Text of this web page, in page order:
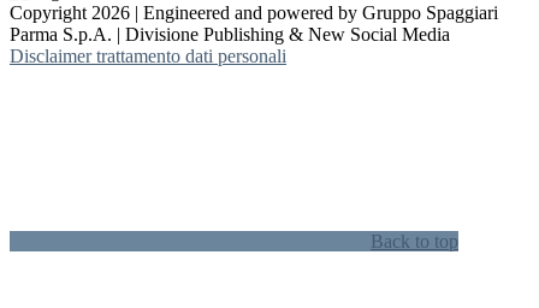
Copyright 2026 | Engineered and powered by Gruppo Spaggiari
Parma S.p.A. | Divisione Publishing & New Social Media
Disclaimer trattamento dati personali
Back to top